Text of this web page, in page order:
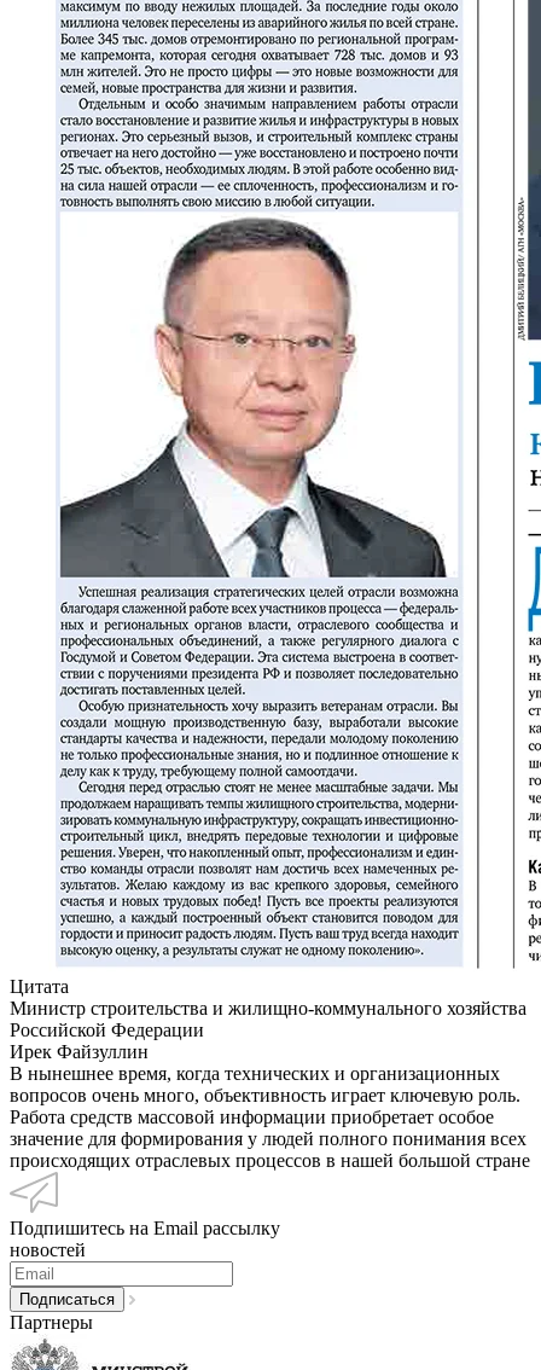
Цитата
Министр строительства и жилищно-коммунального хозяйства
Российской Федерации
Ирек Файзуллин
В нынешнее время, когда технических и организационных
вопросов очень много, объективность играет ключевую роль.
Работа средств массовой информации приобретает особое
значение для формирования у людей полного понимания всех
происходящих отраслевых процессов в нашей большой стране
Подпишитесь на Email рассылку
новостей
Партнеры